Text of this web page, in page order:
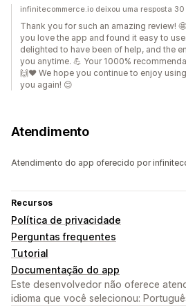
infinitecommerce.io deixou uma resposta
Thank you for such an amazing review!
you love the app and found it easy to
delighted to have been of help, and the
you anytime. 💪 Your 1000%
🙌❤️ We hope you continue to enjoy
you again! 😊
Atendimento
Atendimento do app oferecido por
Recursos
Política de privacidade
Perguntas frequentes
Tutorial
Documentação do app
Este desenvolvedor não oferece
idioma que você selecionou: